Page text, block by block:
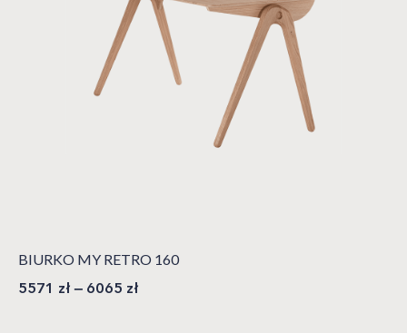
BIURKO MY RETRO 160
5571 zł – 6065 zł